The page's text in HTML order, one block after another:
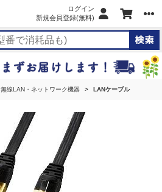
ログイン
新規会員登録(無料)
無線LAN・ネットワーク機器 LANケーブル